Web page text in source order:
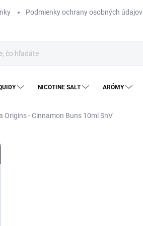
Podmienky ochrany osobných údajov
NICOTINE SALT ARÓMY
Origins - Cinnamon Buns 10ml SnV